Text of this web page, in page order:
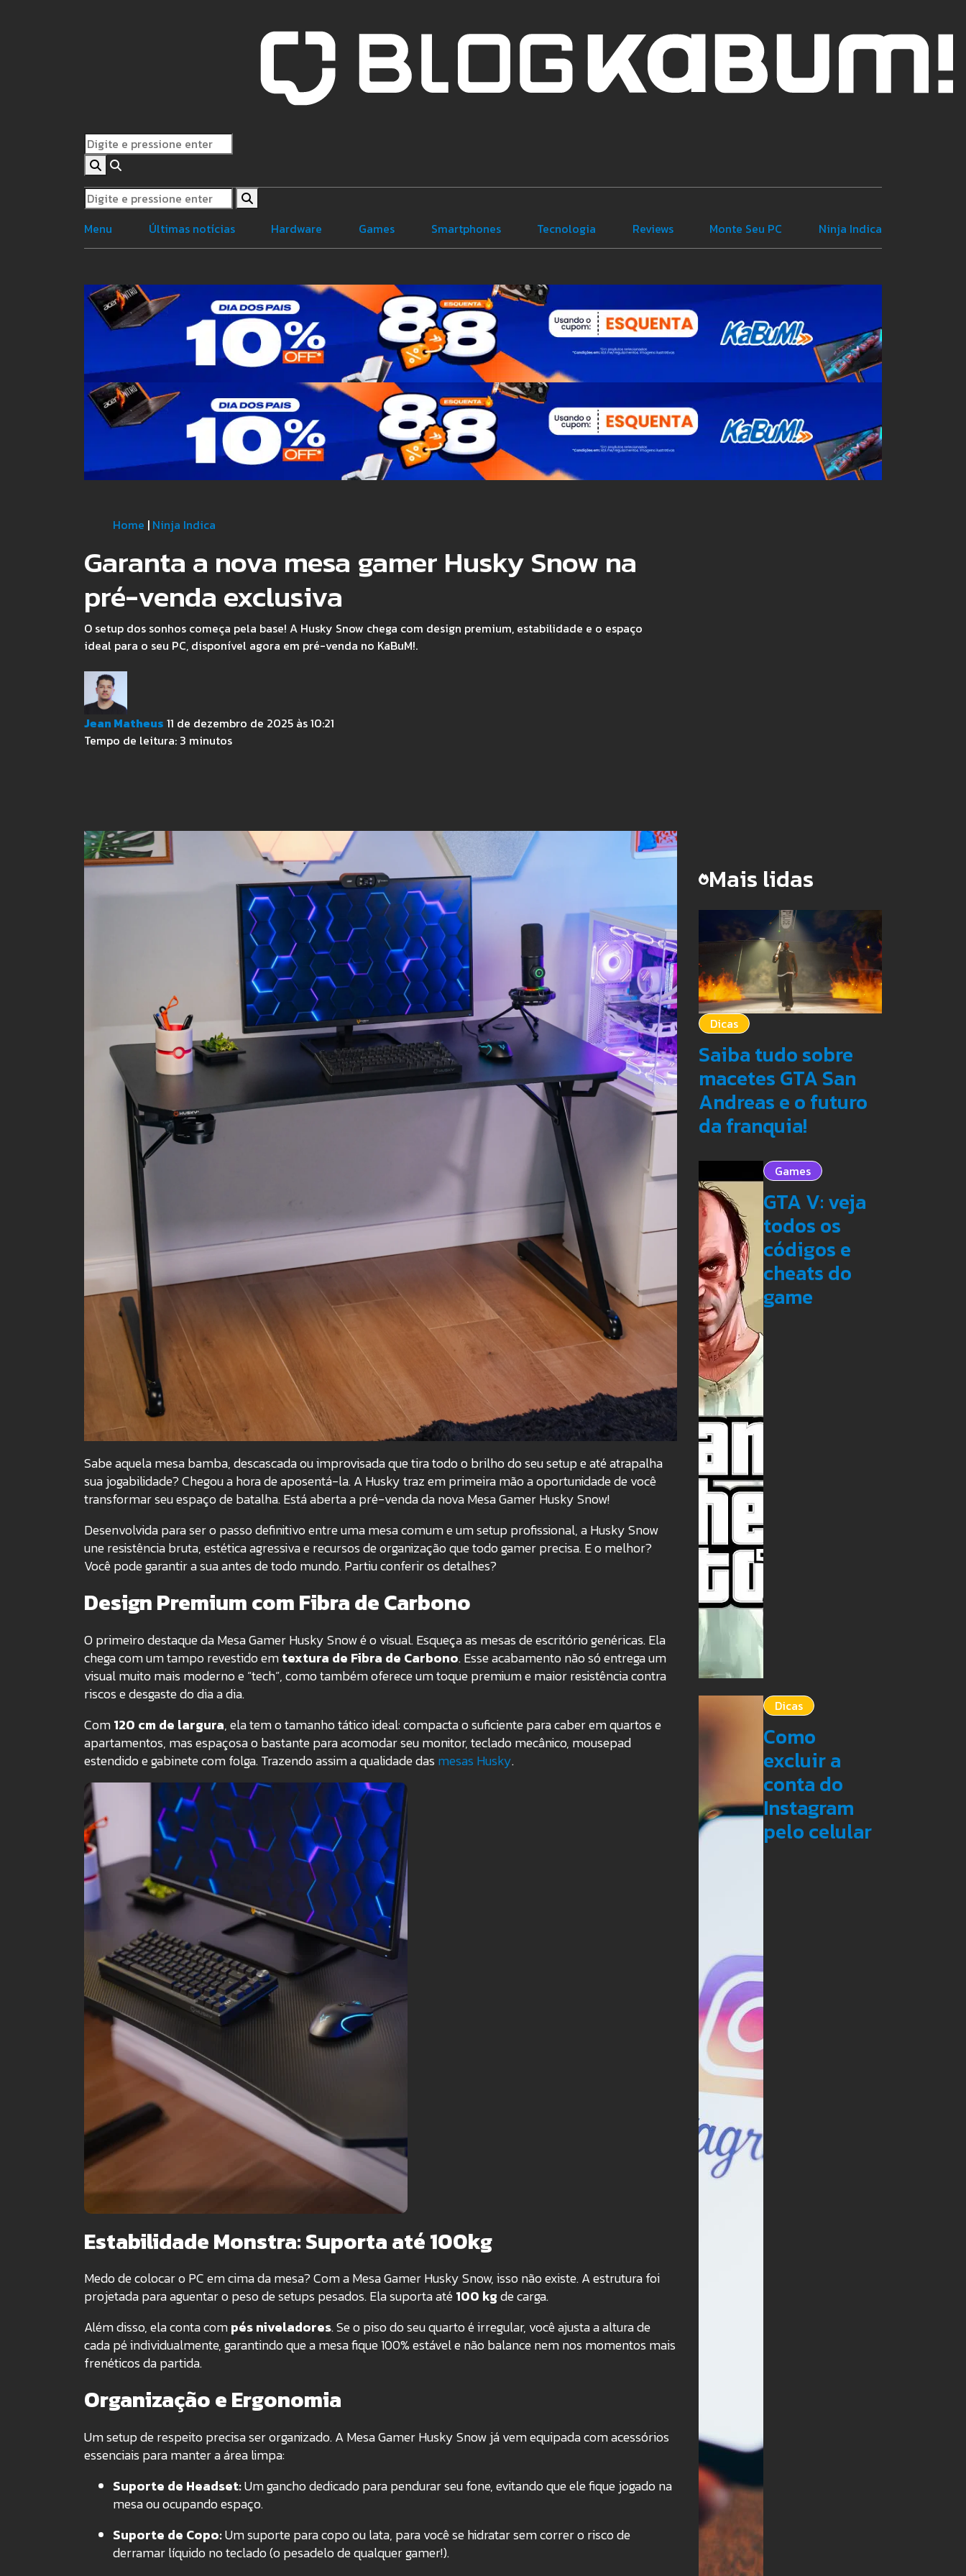
Menu Últimas notícias Hardware Games Smartphones Tecnologia Reviews Monte Seu PC Ninja Indica
Home | Ninja Indica
Garanta a nova mesa gamer Husky Snow na
pré-venda exclusiva
O setup dos sonhos começa pela base! A Husky Snow chega com design premium, estabilidade e o espaço
ideal para o seu PC, disponível agora em pré-venda no KaBuM!.
Jean Matheus 11 de dezembro de 2025 às 10:21
Tempo de leitura: 3 minutos
Sabe aquela mesa bamba, descascada ou improvisada que tira todo o brilho do seu setup e até atrapalha
sua jogabilidade? Chegou a hora de aposentá-la. A Husky traz em primeira mão a oportunidade de você
transformar seu espaço de batalha. Está aberta a pré-venda da nova Mesa Gamer Husky Snow!
Desenvolvida para ser o passo definitivo entre uma mesa comum e um setup profissional, a Husky Snow
une resistência bruta, estética agressiva e recursos de organização que todo gamer precisa. E o melhor?
Você pode garantir a sua antes de todo mundo. Partiu conferir os detalhes?
Design Premium com Fibra de Carbono
O primeiro destaque da Mesa Gamer Husky Snow é o visual. Esqueça as mesas de escritório genéricas. Ela
chega com um tampo revestido emtextura de Fibra de Carbono. Esse acabamento não só entrega um
visual muito mais moderno e “tech”, como também oferece um toque premium e maior resistência contra
riscos e desgaste do dia a dia.
Com120 cm de largura, ela tem o tamanho tático ideal: compacta o suficiente para caber em quartos e
apartamentos, mas espaçosa o bastante para acomodar seu monitor, teclado mecânico, mousepad
estendido e gabinete com folga. Trazendo assim a qualidade das mesas Husky.
Estabilidade Monstra: Suporta até 100kg
Medo de colocar o PC em cima da mesa? Com a Mesa Gamer Husky Snow, isso não existe. A estrutura foi
projetada para aguentar o peso de setups pesados. Ela suporta até100 kgde carga.
Além disso, ela conta compés niveladores. Se o piso do seu quarto é irregular, você ajusta a altura de
cada pé individualmente, garantindo que a mesa fique 100% estável e não balance nem nos momentos mais
frenéticos da partida.
Organização e Ergonomia
Um setup de respeito precisa ser organizado. A Mesa Gamer Husky Snow já vem equipada com acessórios
essenciais para manter a área limpa:
Suporte de Headset:Um gancho dedicado para pendurar seu fone, evitando que ele fique jogado na
mesa ou ocupando espaço.
Suporte de Copo:Um suporte para copo ou lata, para você se hidratar sem correr o risco de
derramar líquido no teclado (o pesadelo de qualquer gamer!).
Mais lidas
Dicas
Saiba tudo sobre
macetes GTA San
Andreas e o futuro
da franquia!
Games
GTA V: veja
todos os
códigos e
cheats do
game
Dicas
Como
excluir a
conta do
Instagram
pelo celular